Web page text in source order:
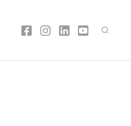
Search